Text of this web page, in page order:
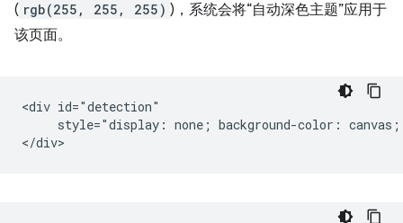
( rgb(255, 255, 255) )，系统会将“自动深色主题”应用于
该页面。
<div id="detection"
style="display: none; background-color: